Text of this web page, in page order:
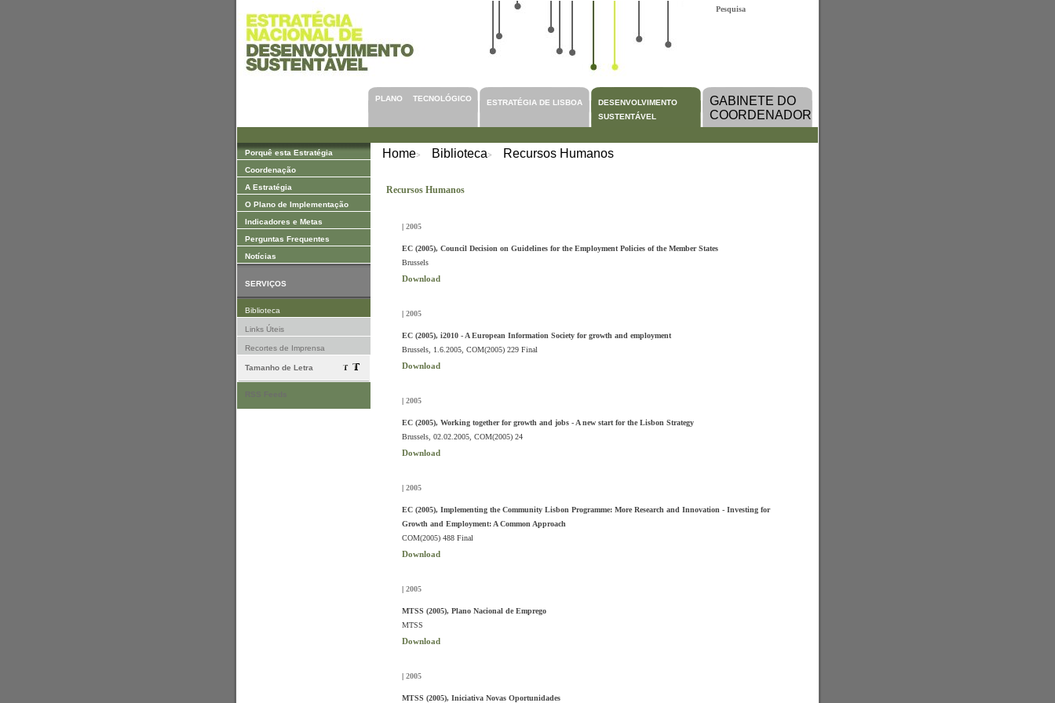
Pesquisa
PLANO TECNOLÓGICO
ESTRATÉGIA DE LISBOA
DESENVOLVIMENTO
SUSTENTÁVEL
GABINETE DO
COORDENADOR
Porquê esta Estratégia
Coordenação
A Estratégia
O Plano de Implementação
Indicadores e Metas
Perguntas Frequentes
Notícias
SERVIÇOS
Biblioteca
Links Úteis
Recortes de Imprensa
Tamanho de Letra
Home> Biblioteca> Recursos Humanos
Recursos Humanos
| 2005
EC (2005), Council Decision on Guidelines for the Employment Policies of the Member States
Brussels
Download
| 2005
EC (2005), i2010 - A European Information Society for growth and employment
Brussels, 1.6.2005, COM(2005) 229 Final
Download
| 2005
EC (2005), Working together for growth and jobs - A new start for the Lisbon Strategy
Brussels, 02.02.2005, COM(2005) 24
Download
| 2005
EC (2005), Implementing the Community Lisbon Programme: More Research and Innovation - Investing for
Growth and Employment: A Common Approach
COM(2005) 488 Final
Download
| 2005
MTSS (2005), Plano Nacional de Emprego
MTSS
Download
| 2005
MTSS (2005), Iniciativa Novas Oportunidades